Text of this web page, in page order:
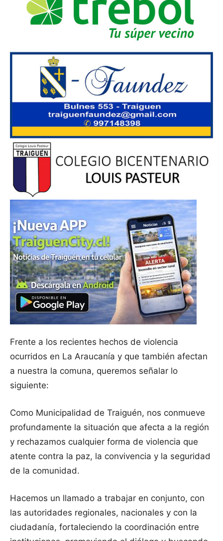
Frente a los recientes hechos de violencia
ocurridos en La Araucanía y que también afectan
a nuestra la comuna, queremos señalar lo
siguiente:
Como Municipalidad de Traiguén, nos conmueve
profundamente la situación que afecta a la región
y rechazamos cualquier forma de violencia que
atente contra la paz, la convivencia y la seguridad
de la comunidad.
Hacemos un llamado a trabajar en conjunto, con
las autoridades regionales, nacionales y con la
ciudadanía, fortaleciendo la coordinación entre